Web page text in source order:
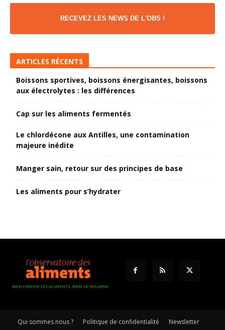
RECEVEZ LES NEWS DE L'OBS !
ARTICLES RÉCENTS
Boissons sportives, boissons énergisantes, boissons
aux électrolytes : les différences
Cap sur les aliments fermentés
Le chlordécone aux Antilles, une contamination
majeure inédite
Manger sain, retour sur des principes de base
Les aliments pour s’hydrater
BIEN CHOISIR SES ALIMENTS, BIEN SE NOURRIR
Qui sommes nous ? Politique de confidentialité
Newsletter